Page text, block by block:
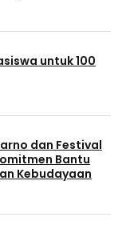
untuk 100
dan Festival
Bantu
Kebudayaan